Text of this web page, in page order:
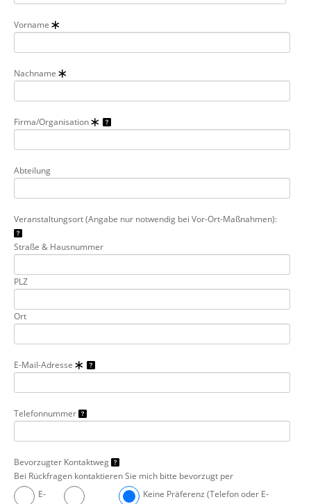
Vorname
Nachname
Firma/Organisation
Abteilung
Veranstaltungsort (Angabe nur notwendig bei Vor-Ort-Maßnahmen):
Straße & Hausnummer
PLZ
Ort
E-Mail-Adresse
Telefonnummer
Bevorzugter Kontaktweg
Bei Rückfragen kontaktieren Sie mich bitte bevorzugt per
E-
Keine Präferenz (Telefon oder E-